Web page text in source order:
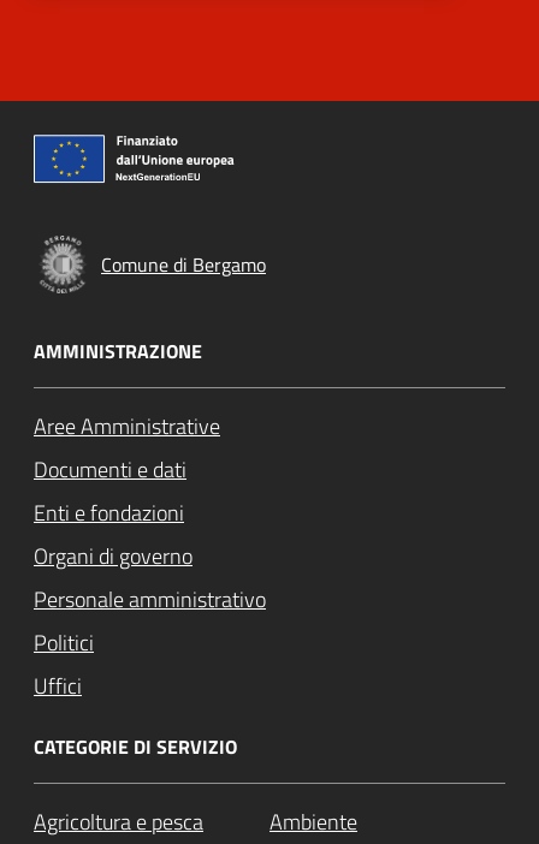
Comune di Bergamo
AMMINISTRAZIONE
Aree Amministrative
Documenti e dati
Enti e fondazioni
Organi di governo
Personale amministrativo
Politici
Uffici
CATEGORIE DI SERVIZIO
Agricoltura e pesca Ambiente